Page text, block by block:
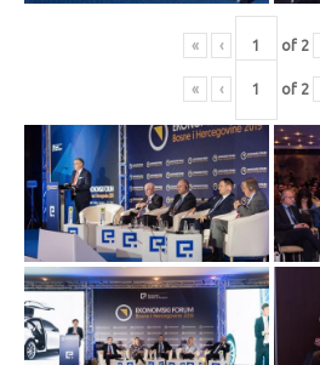
« ‹ of 2
« ‹ of 2